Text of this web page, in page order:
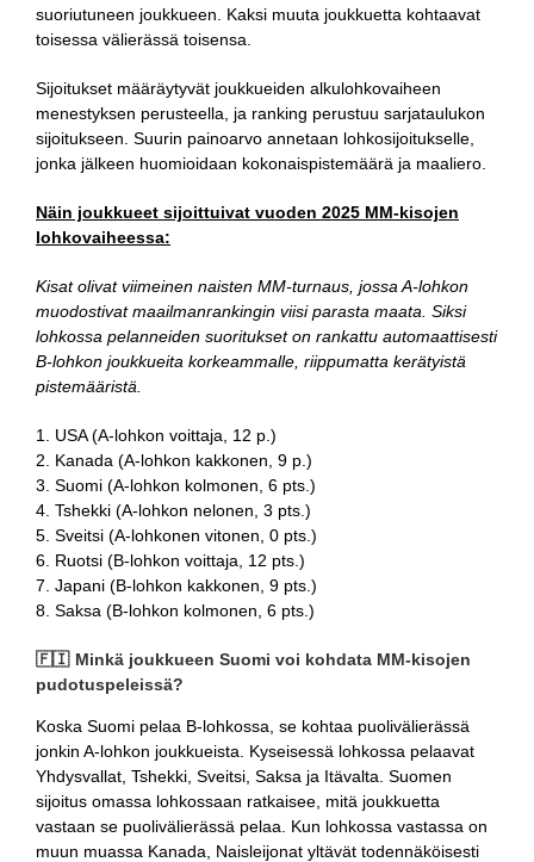
suoriutuneen joukkueen. Kaksi muuta joukkuetta kohtaavat
toisessa välierässä toisensa.
Sijoitukset määräytyvät joukkueiden alkulohkovaiheen
menestyksen perusteella, ja ranking perustuu sarjataulukon
sijoitukseen. Suurin painoarvo annetaan lohkosijoitukselle,
jonka jälkeen huomioidaan kokonaispistemäärä ja maaliero.
Näin joukkueet sijoittuivat vuoden 2025 MM-kisojen
lohkovaiheessa:
Kisat olivat viimeinen naisten MM-turnaus, jossa A-lohkon
muodostivat maailmanrankingin viisi parasta maata. Siksi
lohkossa pelanneiden suoritukset on rankattu automaattisesti
B-lohkon joukkueita korkeammalle, riippumatta kerätyistä
pistemääristä.
1. USA (A-lohkon voittaja, 12 p.)
2. Kanada (A-lohkon kakkonen, 9 p.)
3. Suomi (A-lohkon kolmonen, 6 pts.)
4. Tshekki (A-lohkon nelonen, 3 pts.)
5. Sveitsi (A-lohkonen vitonen, 0 pts.)
6. Ruotsi (B-lohkon voittaja, 12 pts.)
7. Japani (B-lohkon kakkonen, 9 pts.)
8. Saksa (B-lohkon kolmonen, 6 pts.)
🇫🇮 Minkä joukkueen Suomi voi kohdata MM-kisojen
pudotuspeleissä?
Koska Suomi pelaa B-lohkossa, se kohtaa puolivälierässä
jonkin A-lohkon joukkueista. Kyseisessä lohkossa pelaavat
Yhdysvallat, Tshekki, Sveitsi, Saksa ja Itävalta. Suomen
sijoitus omassa lohkossaan ratkaisee, mitä joukkuetta
vastaan se puolivälierässä pelaa. Kun lohkossa vastassa on
muun muassa Kanada, Naisleijonat yltävät todennäköisesti